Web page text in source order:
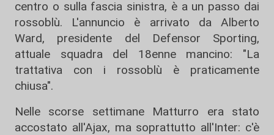
centro o sulla fascia sinistra, è a un passo dai
rossoblù. L'annuncio è arrivato da Alberto
Ward, presidente del Defensor Sporting,
attuale squadra del 18enne mancino: "La
trattativa con i rossoblù è praticamente
chiusa".
Nelle scorse settimane Matturro era stato
accostato all'Ajax, ma soprattutto all'Inter: c'è